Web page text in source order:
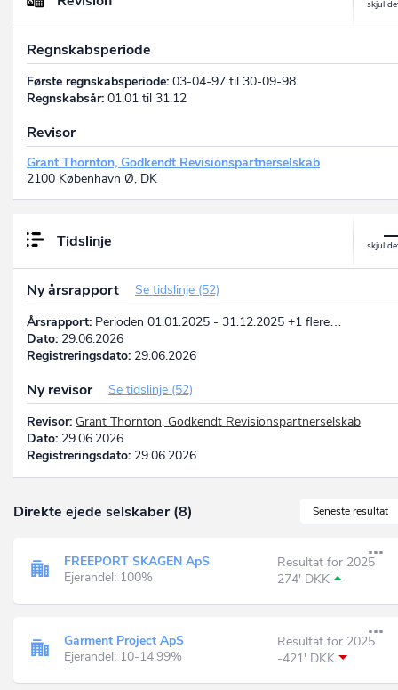
Regnskabsperiode
Første regnskabsperiode: 03-04-97 til 30-09-98
Regnskabsår: 01.01 til 31.12
Revisor
Grant Thornton, Godkendt Revisionspartnerselskab
2100 København Ø, DK
Tidslinje
Ny årsrapport
Se tidslinje (52)
Årsrapport: Perioden 01.01.2025 - 31.12.2025 +1 flere…
Dato: 29.06.2026
Registreringsdato: 29.06.2026
Ny revisor
Se tidslinje (52)
Revisor: Grant Thornton, Godkendt Revisionspartnerselskab
Dato: 29.06.2026
Registreringsdato: 29.06.2026
Seneste resultat
Direkte ejede selskaber (8)
FREEPORT SKAGEN ApS
Ejerandel: 100%
Resultat for 2025
274' DKK
Garment Project ApS
Ejerandel: 10-14.99%
Resultat for 2025
-421' DKK